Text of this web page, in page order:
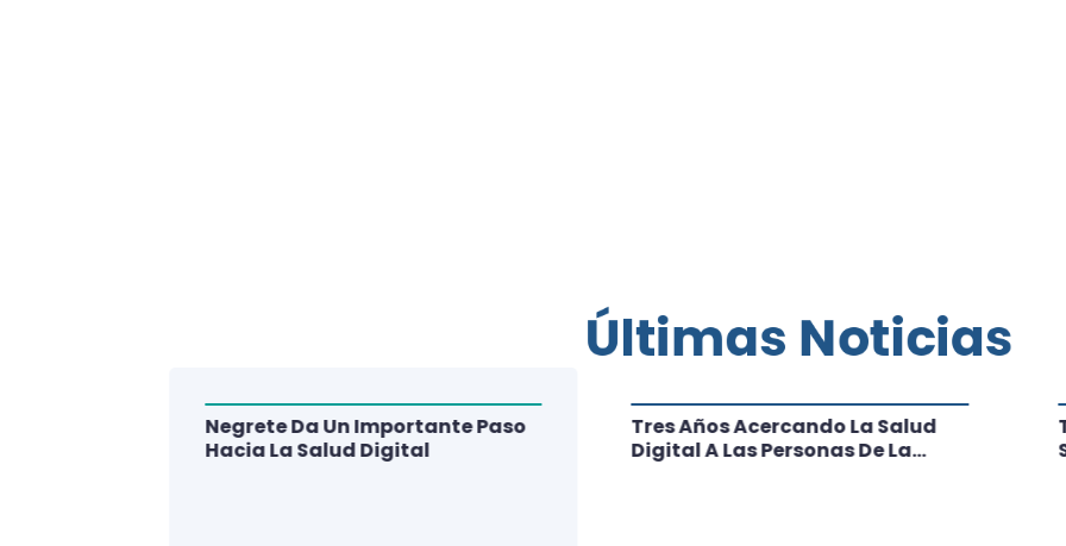
Negrete Da Un Importante Paso
Hacia La Salud Digital
Tres Años Acercando La Salud
Digital A Las Personas De La
Últimas Noticias